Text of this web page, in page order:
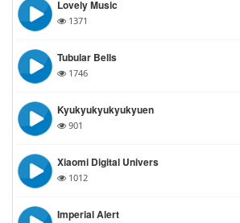
Lovely Music
1371
Tubular Bells
1746
Kyukyukyukyukyuen
901
Xiaomi Digital Univers
1012
Imperial Alert